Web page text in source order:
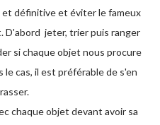
définitive et éviter le fameux
D'abord jeter, trier puis ranger
si chaque objet nous procure
le cas, il est préférable de s'en
chaque objet devant avoir sa